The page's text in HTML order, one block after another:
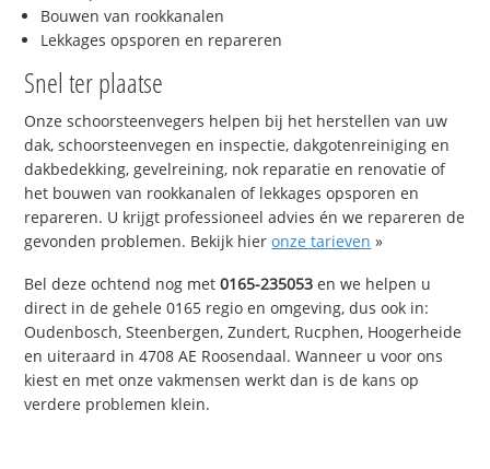
Bouwen van rookkanalen
Lekkages opsporen en repareren
Snel ter plaatse
Onze schoorsteenvegers helpen bij het herstellen van uw
dak, schoorsteenvegen en inspectie, dakgotenreiniging en
dakbedekking, gevelreining, nok reparatie en renovatie of
het bouwen van rookkanalen of lekkages opsporen en
repareren. U krijgt professioneel advies én we repareren de
gevonden problemen. Bekijk hieronze tarieven »
Bel deze ochtend nog met0165-235053 en we helpen u
direct in de gehele 0165 regio en omgeving, dus ook in:
Oudenbosch, Steenbergen, Zundert, Rucphen, Hoogerheide
en uiteraard in 4708 AE Roosendaal. Wanneer u voor ons
kiest en met onze vakmensen werkt dan is de kans op
verdere problemen klein.